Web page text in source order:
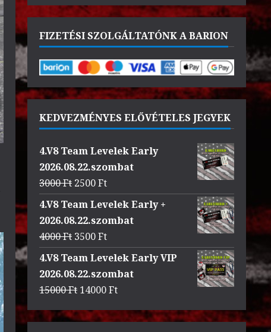
FIZETÉSI SZOLGÁLTATÓNK A BARION
KEDVEZMÉNYES ELŐVÉTELES JEGYEK
4.V8 Team Levelek Early
2026.08.22.szombat
3000Ft Original
price
was:
3000 Ft.
2500FtCurrent
price
4.V8 Team Levelek Early +
2026.08.22.szombat
4000Ft Original
price
was:
4000 Ft.
3500FtCurrent
price
3500 Ft.
4.V8 Team Levelek Early VIP
2026.08.22.szombat
15000Ft Original
was:
14000FtCurrent
is: